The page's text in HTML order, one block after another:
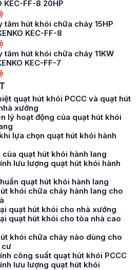
KEC-FF-8 20HP
tâm hút khói chữa cháy 15HP
KEC-FF-8
tâm hút khói chữa cháy 11KW
KEC-FF-7
quạt hút khói PCCC và quạt hút
xưởng
lý hoạt động của quạt hút khói
lựa chọn quạt hút khói hành
của quạt hút khói hành lang
lưu lượng quạt hút khói hành
quạt hút khói hành lang
khói chữa cháy hành lang cho
quạt hút khói cho nhà xưởng
quạt hút khói cho tòa nhà cao
khói chữa cháy nào dùng cho
cư
công suất quạt hút khói PCCC
lưu lượng quạt hút khói